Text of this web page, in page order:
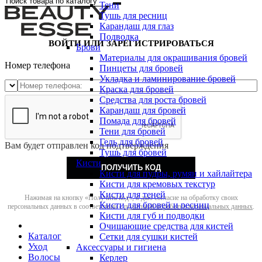
Тени
Тушь для ресниц
Карандаш для глаз
Подводка
Брови
Материалы для окрашивания бровей
Пинцеты для бровей
Укладка и ламинирование бровей
Краска для бровей
Средства для роста бровей
Карандаш для бровей
Помада для бровей
Тени для бровей
Гель для бровей
Тушь для бровей
Кисти
Кисти для пудры, румян и хайлайтера
Кисти для кремовых текстур
Кисти для теней
Кисти для бровей и ресниц
Кисти для губ и подводки
Очищающие средства для кистей
Сетки для сушки кистей
Аксессуары и гигиена
Керлер
ВОЙТИ ИЛИ ЗАРЕГИСТРИРОВАТЬСЯ
Номер телефона
Вам будет отправлен код подтверждения
ПОЛУЧИТЬ КОД
Нажимая на кнопку «Получить код», я даю согласие на обработку своих
персональных данных в соответствии сполитикой обработки персональных данных.
Каталог
Уход
Волосы